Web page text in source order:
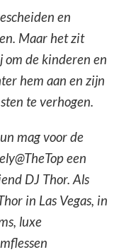
en
Maar het zit
de kinderen en
hem aan en zijn
te verhogen.
mag voor de
een
DJ Thor. Als
in Las Vegas, in
luxe